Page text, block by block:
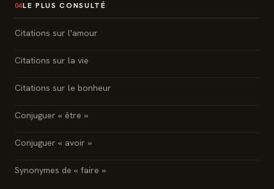
04LE PLUS CONSULTÉ
Citations sur l'amour
Citations sur la vie
Citations sur le bonheur
Conjuguer « être »
Conjuguer « avoir »
Synonymes de « faire »